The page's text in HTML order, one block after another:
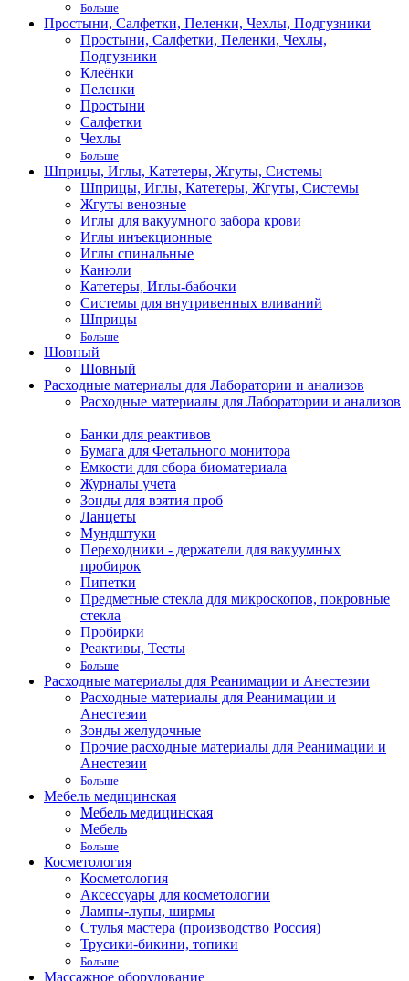
Больше
Простыни, Салфетки, Пеленки, Чехлы, Подгузники
Простыни, Салфетки, Пеленки, Чехлы,
Подгузники
Клеёнки
Пеленки
Простыни
Салфетки
Чехлы
Больше
Шприцы, Иглы, Катетеры, Жгуты, Системы
Шприцы, Иглы, Катетеры, Жгуты, Системы
Жгуты венозные
Иглы для вакуумного забора крови
Иглы инъекционные
Иглы спинальные
Канюли
Катетеры, Иглы-бабочки
Системы для внутривенных вливаний
Шприцы
Больше
Шовный
Шовный
Расходные материалы для Лаборатории и анализов
Расходные материалы для Лаборатории и анализов
Банки для реактивов
Бумага для Фетального монитора
Емкости для сбора биоматериала
Журналы учета
Зонды для взятия проб
Ланцеты
Мундштуки
Переходники - держатели для вакуумных
пробирок
Пипетки
Предметные стекла для микроскопов, покровные
стекла
Пробирки
Реактивы, Тесты
Больше
Расходные материалы для Реанимации и Анестезии
Расходные материалы для Реанимации и
Анестезии
Зонды желудочные
Прочие расходные материалы для Реанимации и
Анестезии
Больше
Мебель медицинская
Мебель медицинская
Мебель
Больше
Косметология
Косметология
Аксессуары для косметологии
Лампы-лупы, ширмы
Стулья мастера (производство Россия)
Трусики-бикини, топики
Больше
Массажное оборудование